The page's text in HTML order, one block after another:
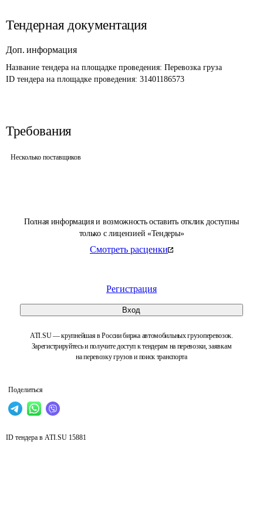
Полная информация и возможность оставить отклик доступны
только с лицензией «Тендеры»
Смотреть расценки
Регистрация
Вход
ATI.SU — крупнейшая в России биржа автомобильных грузоперевозок.
Зарегистрируйтесь и получите доступ к тендерам на перевозки, заявкам
на перевозку грузов и поиск транспорта
Поделиться
Тендерная документация
Доп. информация
Название тендера на площадке проведения: Перевозка груза
ID тендера на площадке проведения: 31401186573
Требования
Несколько поставщиков
ID тендера в ATI.SU 15881